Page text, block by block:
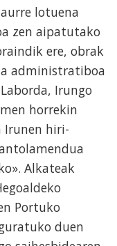
lotuena
zen aipatutako
ere, obrak
administratiboa
Irungo
horrekin
Irunen hiri-
Alkateak
Portuko
duen